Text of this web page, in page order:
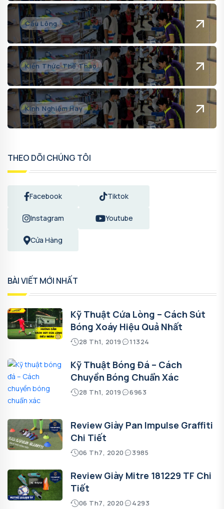
Cầu Lông
Kiến Thức Thể Thao
Kinh Nghiệm Hay
THEO DÕI CHÚNG TÔI
Facebook Tiktok
Instagram Youtube
Cửa Hàng
BÀI VIẾT MỚI NHẤT
Kỹ Thuật Cứa Lòng – Cách Sút
Bóng Xoáy Hiệu Quả Nhất
28 Th1, 2019 11324
Kỹ Thuật Bóng Đá – Cách
Chuyền Bóng Chuẩn Xác
28 Th1, 2019 6963
Review Giày Pan Impulse Graffiti
Chi Tiết
06 Th7, 2020 3985
Review Giày Mitre 181229 TF Chi
Tiết
06 Th7, 2020 4293